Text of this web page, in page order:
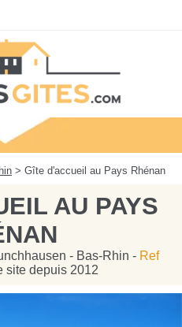
> Gîte d'accueil au Pays Rhénan
AU PAYS
- Bas-Rhin - Ref
site depuis 2012